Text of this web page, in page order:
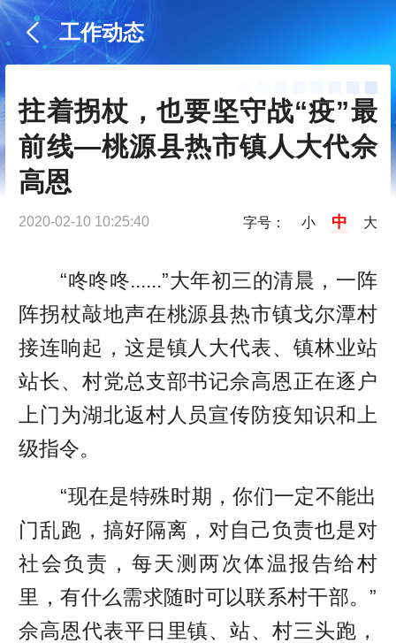
工作动态
拄着拐杖，也要坚守战“疫”最
前线—桃源县热市镇人大代佘
高恩
2020-02-10 10:25:40 字号： 小 中 大
“咚咚咚......”大年初三的清晨，一阵
阵拐杖敲地声在桃源县热市镇戈尔潭村
接连响起，这是镇人大代表、镇林业站
站长、村党总支部书记佘高恩正在逐户
上门为湖北返村人员宣传防疫知识和上
级指令。
“现在是特殊时期，你们一定不能出
门乱跑，搞好隔离，对自己负责也是对
社会负责，每天测两次体温报告给村
里，有什么需求随时可以联系村干部。”
佘高恩代表平日里镇、站、村三头跑，